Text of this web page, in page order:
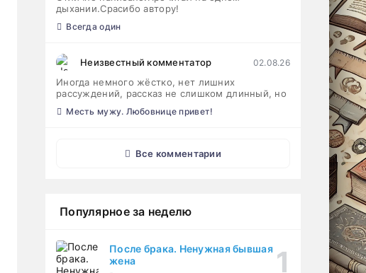
дыхании.Срасибо автору!
Всегда один
Неизвестный комментатор 02.08.26
Иногда немного жёстко, нет лишних
рассуждений, рассказ не слишком длинный, но
Месть мужу. Любовнице привет!
Все комментарии
Популярное за неделю
После брака. Ненужная бывшая
жена